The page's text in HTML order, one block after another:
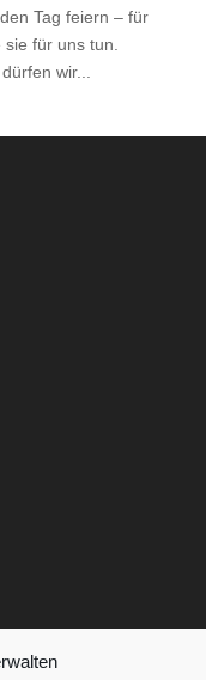
Tag feiern – für
für uns tun.
wir...